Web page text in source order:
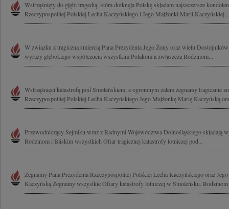
Wstrząśnięty do głębi tragedią, która dotknęła Polskę składam najszczersze
Rzeczypospolitej Polskiej Lecha Kaczyńskiego i Jego Małżonki Marii Kaczyńskiej...
W związku z tragiczną śmiercią Pana Prezydenta Jego Żony oraz wielu
wyrazy głębokiego współczucia wszystkim Polakom a zwłaszcza Rodzinom...
Wstrząśnięci katastrofą pod Smoleńskiem, z ogromnym żalem żegnamy tragicznie
Rzeczypospolitej Polskiej Lecha Kaczyńskiego Jego Małżonkę Marię Kaczyńską
Przewodniczący Sejmiku wraz z Radnymi Województwa Dolnośląskiego składają
Rodzinom i Bliskim wszystkich Ofiar tragicznej katastrofy lotniczej pod...
Żegnamy Pana Prezydenta Rzeczypospolitej Polskiej Lecha Kaczyńskiego oraz
Kaczyńską Żegnamy wszystkie Ofiary katastrofy lotniczej w Smoleńsku.